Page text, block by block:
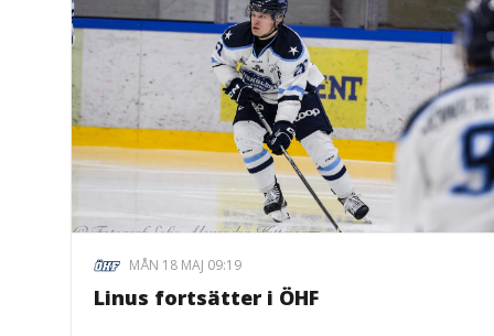
MÅN 18 MAJ 09:19
Linus fortsätter i ÖHF